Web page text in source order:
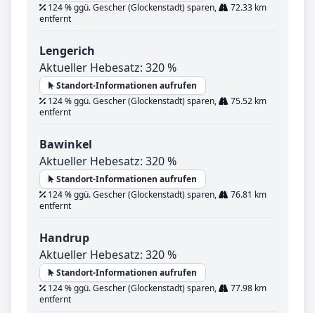
124 % ggü. Gescher (Glockenstadt) sparen,
72.33 km
entfernt
Lengerich
Aktueller Hebesatz: 320 %
Standort-Informationen aufrufen
124 % ggü. Gescher (Glockenstadt) sparen,
75.52 km
entfernt
Bawinkel
Aktueller Hebesatz: 320 %
Standort-Informationen aufrufen
124 % ggü. Gescher (Glockenstadt) sparen,
76.81 km
entfernt
Handrup
Aktueller Hebesatz: 320 %
Standort-Informationen aufrufen
124 % ggü. Gescher (Glockenstadt) sparen,
77.98 km
entfernt